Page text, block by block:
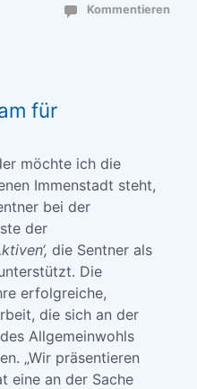
Kommentieren
für
möchte ich die
Immenstadt steht,
bei der
der
die Sentner als
Die
erfolgreiche,
die sich an der
Allgemeinwohls
„Wir präsentieren
eine an der Sache